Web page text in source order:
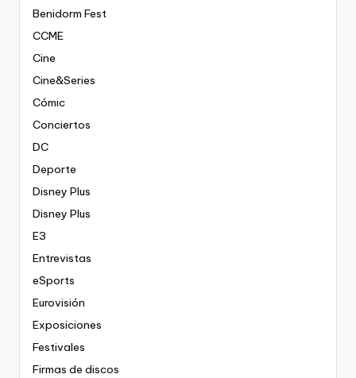
Benidorm Fest
CCME
Cine
Cine&Series
Cómic
Conciertos
DC
Deporte
Disney Plus
Disney Plus
E3
Entrevistas
eSports
Eurovisión
Exposiciones
Festivales
Firmas de discos